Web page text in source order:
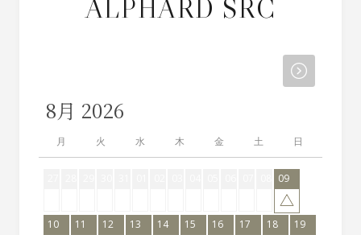
ALPHARD SRC
8月 2026
月 火 水 木 金 土 日
09
10 11 12 13 14 15 16 17 18 19